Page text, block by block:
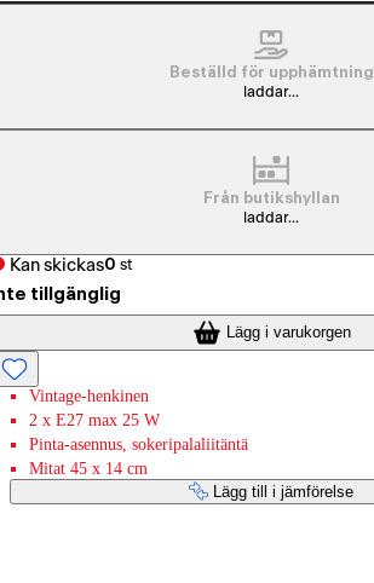
Beställd för upphämtning
laddar...
Från butikshyllan
laddar...
Kan skickas0 st
tillgänglig
Lägg i varukorgen
Vintage-henkinen
2 x E27 max 25 W
Pinta-asennus, sokeripalaliitäntä
Mitat 45 x 14 cm
Lägg till i jämförelse